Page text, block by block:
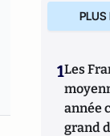
PLUS
1Les
année
grand